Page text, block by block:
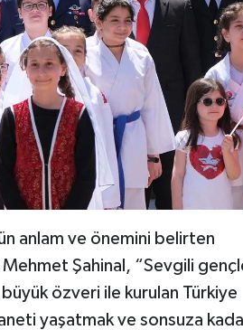
anlam ve önemini belirten
Şahinal, “Sevgili
özveri ile kurulan Türkiye
yaşatmak ve sonsuza